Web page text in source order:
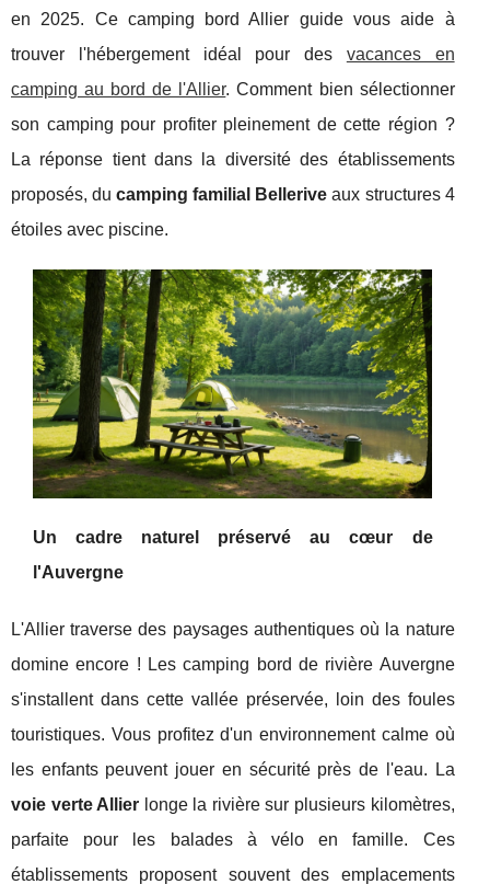
en 2025. Ce camping bord Allier guide vous aide à
trouver l'hébergement idéal pour des vacances en
camping au bord de l'Allier. Comment bien sélectionner
son camping pour profiter pleinement de cette région ?
La réponse tient dans la diversité des établissements
proposés, ducamping familial Bellerive aux structures 4
étoiles avec piscine.
Un cadre naturel préservé au cœur de
l'Auvergne
L'Allier traverse des paysages authentiques où la nature
domine encore ! Les camping bord de rivière Auvergne
s'installent dans cette vallée préservée, loin des foules
touristiques. Vous profitez d'un environnement calme où
les enfants peuvent jouer en sécurité près de l'eau. La
voie verte Allier longe la rivière sur plusieurs kilomètres,
parfaite pour les balades à vélo en famille. Ces
établissements proposent souvent des emplacements